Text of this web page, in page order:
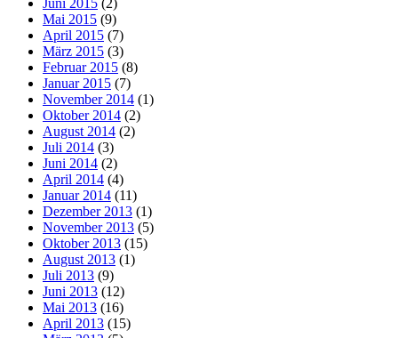
Juni 2015 (2)
Mai 2015 (9)
April 2015 (7)
März 2015 (3)
Februar 2015 (8)
Januar 2015 (7)
November 2014 (1)
Oktober 2014 (2)
August 2014 (2)
Juli 2014 (3)
Juni 2014 (2)
April 2014 (4)
Januar 2014 (11)
Dezember 2013 (1)
November 2013 (5)
Oktober 2013 (15)
August 2013 (1)
Juli 2013 (9)
Juni 2013 (12)
Mai 2013 (16)
April 2013 (15)